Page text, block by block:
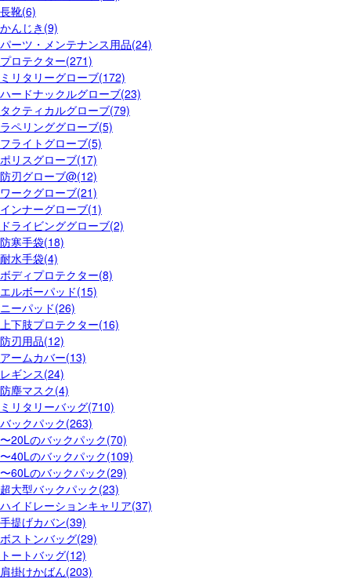
長靴(6)
かんじき(9)
パーツ・メンテナンス用品(24)
プロテクター(271)
ミリタリーグローブ(172)
ハードナックルグローブ(23)
タクティカルグローブ(79)
ラペリンググローブ(5)
フライトグローブ(5)
ポリスグローブ(17)
防刃グローブ@(12)
ワークグローブ(21)
インナーグローブ(1)
ドライビンググローブ(2)
防寒手袋(18)
耐水手袋(4)
ボディプロテクター(8)
エルボーパッド(15)
ニーパッド(26)
上下肢プロテクター(16)
防刃用品(12)
アームカバー(13)
レギンス(24)
防塵マスク(4)
ミリタリーバッグ(710)
バックパック(263)
〜20Lのバックパック(70)
〜40Lのバックパック(109)
〜60Lのバックパック(29)
超大型バックパック(23)
ハイドレーションキャリア(37)
手提げカバン(39)
ボストンバッグ(29)
トートバッグ(12)
肩掛けかばん(203)